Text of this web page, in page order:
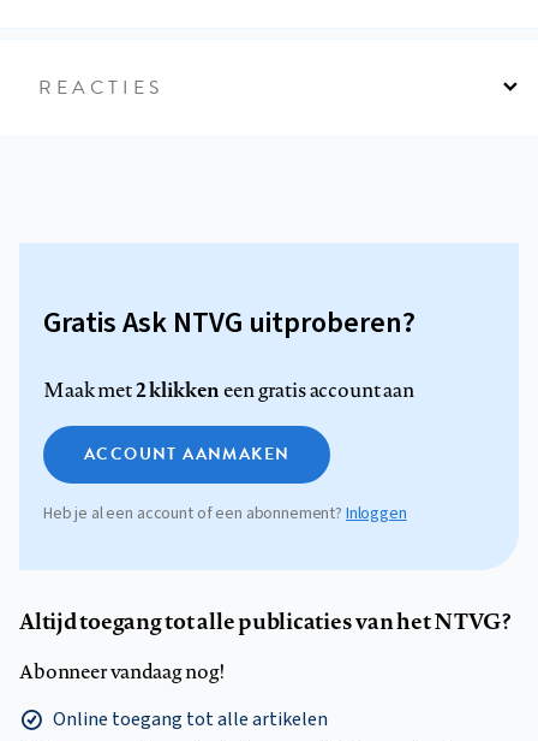
REACTIES
Gratis Ask NTVG uitproberen?
Maak met2 klikkeneen gratis account aan
ACCOUNT AANMAKEN
Heb je al een account of een abonnement?Inloggen
Altijd toegang tot alle publicaties van het NTVG?
Abonneer vandaag nog!
Online toegang tot alle artikelen